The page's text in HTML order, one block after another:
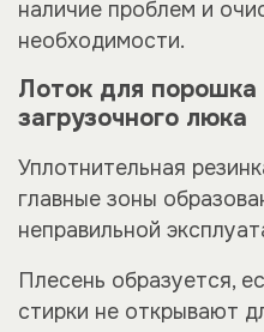
наличие проблем и
необходимости.
Лоток для
загрузочного люка
Уплотнительная
главные зоны
неправильной
Плесень образуется,
стирки не открывают